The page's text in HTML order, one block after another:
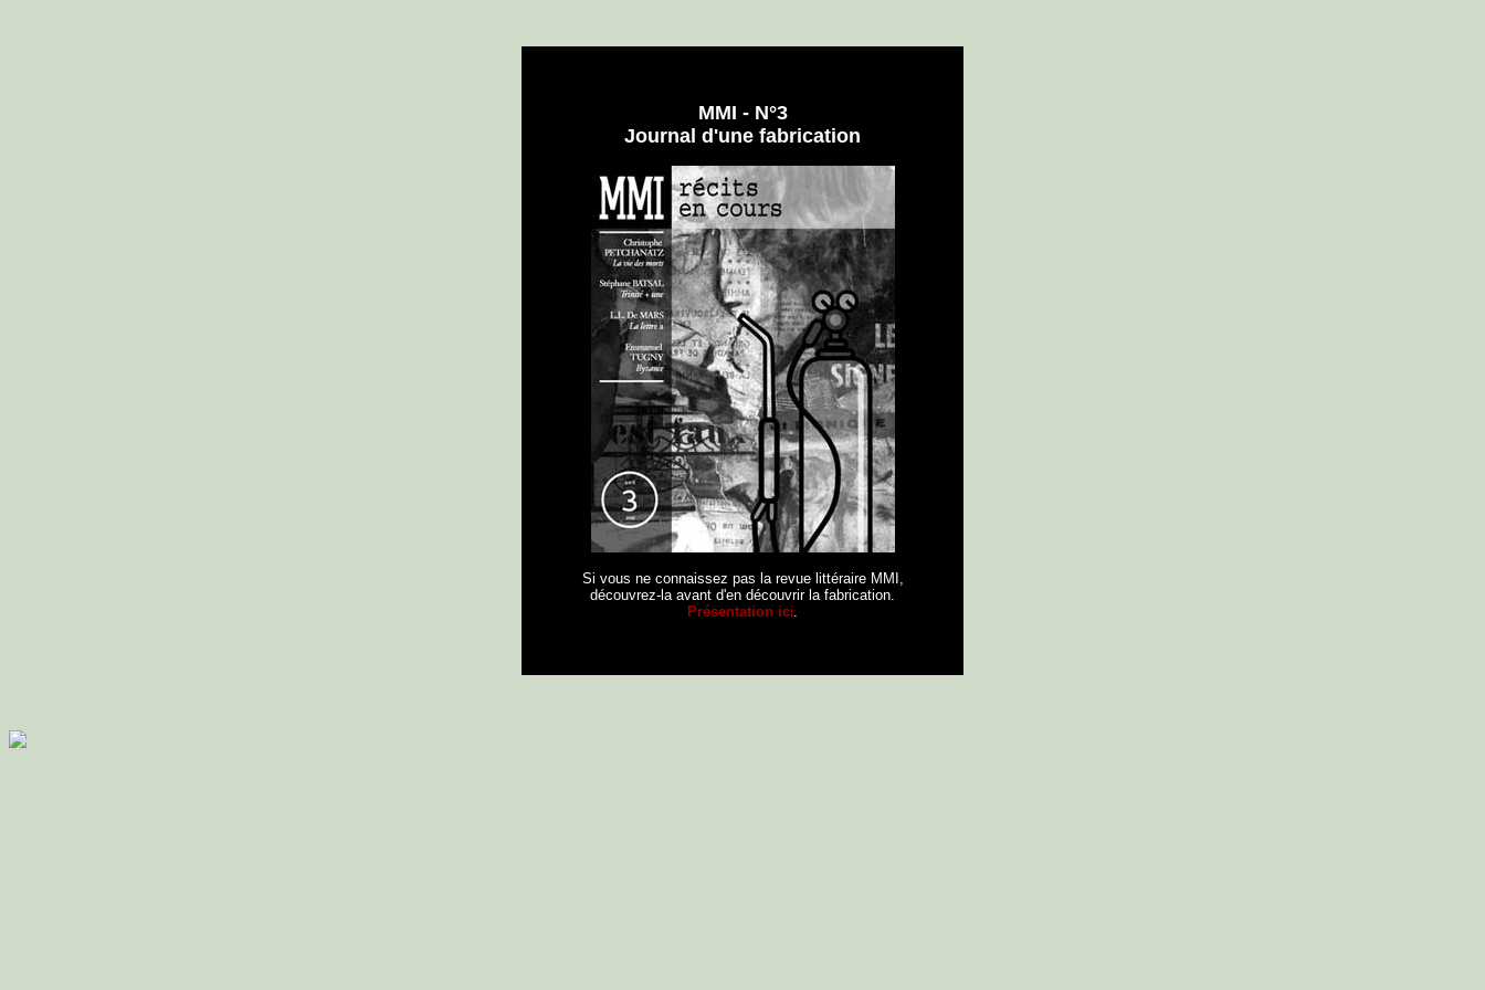
MMI - N°3
Journal d'une fabrication
Si vous ne connaissez pas la revue littéraire MMI,
découvrez-la avant d'en découvrir la fabrication.
Présentation ici.